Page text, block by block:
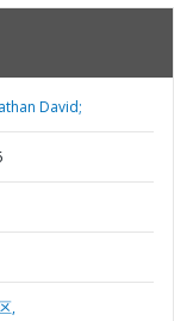
David;
,